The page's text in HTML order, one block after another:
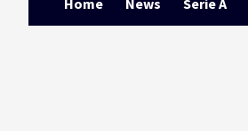
Home News Serie A